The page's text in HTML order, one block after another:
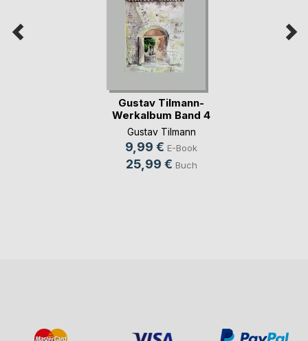
Gustav Tilmann-
Werkalbum Band 4
Gustav Tilmann
9,99 € E-Book
25,99 € Buch